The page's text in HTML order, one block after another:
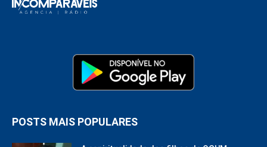
POSTS MAIS POPULARES